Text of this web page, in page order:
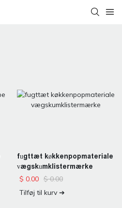
fugttæt køkkenpopmateriale
vægskumklistermærke
$ 0.00 $0.00
Tilføj til kurv ➔